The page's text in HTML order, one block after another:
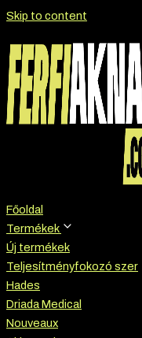
Skip to content
Főoldal
Termékek
Új termékek
Teljesítményfokozó szer
Hades
Driada Medical
Nouveaux